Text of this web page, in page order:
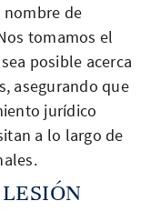
nombre de
tomamos el
posible acerca
asegurando que
jurídico
a lo largo de